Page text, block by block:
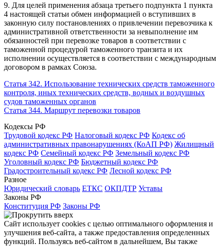
9. Для целей применения абзаца третьего подпункта 1 пункта
4 настоящей статьи обмен информацией о вступивших в
законную силу постановлениях о привлечении перевозчика к
административной ответственности за невыполнение им
обязанностей при перевозке товаров в соответствии с
таможенной процедурой таможенного транзита и их
исполнении осуществляется в соответствии с международным
договором в рамках Союза.
Статья 342. Использование технических средств таможенного
контроля, иных технических средств, водных и воздушных
судов таможенных органов
Статья 344. Маршрут перевозки товаров
Кодексы РФ
Трудовой кодекс РФ Налоговый кодекс РФ Кодекс об
административных правонарушениях (КоАП РФ) Жилищный
кодекс РФ Семейный кодекс РФ Земельный кодекс РФ
Уголовный кодекс РФ Бюджетный кодекс РФ
Градостроительный кодекс РФ Лесной кодекс РФ
Разное
Юридический словарь ЕТКС ОКПДТР Уставы
Законы РФ
Конституция РФ Законы РФ
Сайт использует cookies с целью оптимального оформления и
улучшения веб-сайта, а также предоставления определенных
функций. Пользуясь веб-сайтом в дальнейшем, Вы также